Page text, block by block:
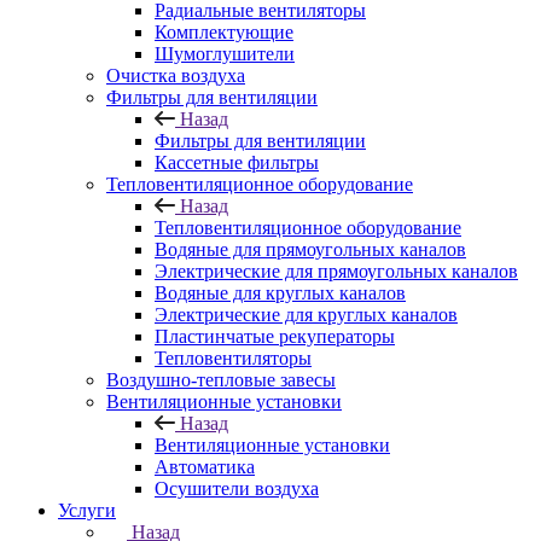
Радиальные вентиляторы
Комплектующие
Шумоглушители
Очистка воздуха
Фильтры для вентиляции
Назад
Фильтры для вентиляции
Кассетные фильтры
Тепловентиляционное оборудование
Назад
Тепловентиляционное оборудование
Водяные для прямоугольных каналов
Электрические для прямоугольных каналов
Водяные для круглых каналов
Электрические для круглых каналов
Пластинчатые рекуператоры
Тепловентиляторы
Воздушно-тепловые завесы
Вентиляционные установки
Назад
Вентиляционные установки
Автоматика
Осушители воздуха
Услуги
Назад